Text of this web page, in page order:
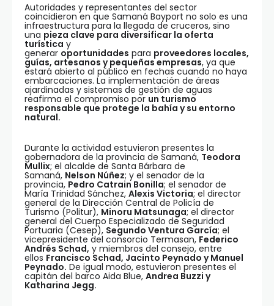
Autoridades y representantes del sector
coincidieron en que Samaná Bayport no solo es una
infraestructura para la llegada de cruceros, sino
una pieza clave para diversificar la oferta
turística y
generar oportunidades para proveedores locales,
guías, artesanos y pequeñas empresas, ya que
estará abierto al público en fechas cuando no haya
embarcaciones. La implementación de áreas
ajardinadas y sistemas de gestión de aguas
reafirma el compromiso por un turismo
responsable que protege la bahía y su entorno
natural.
Durante la actividad estuvieron presentes la
gobernadora de la provincia de Samaná, Teodora
Mullix; el alcalde de Santa Bárbara de
Samaná, Nelson Núñez; y el senador de la
provincia, Pedro Catrain Bonilla; el senador de
María Trinidad Sánchez, Alexis Victoria; el director
general de la Dirección Central de Policía de
Turismo (Politur), Minoru Matsunaga; el director
general del Cuerpo Especializado de Seguridad
Portuaria (Cesep), Segundo Ventura García; el
vicepresidente del consorcio Termasan, Federico
Andrés Schad, y miembros del consejo, entre
ellos Francisco Schad, Jacinto Peynado y Manuel
Peynado. De igual modo, estuvieron presentes el
capitán del barco Aida Blue, Andrea Buzzi y
Katharina Jegg.